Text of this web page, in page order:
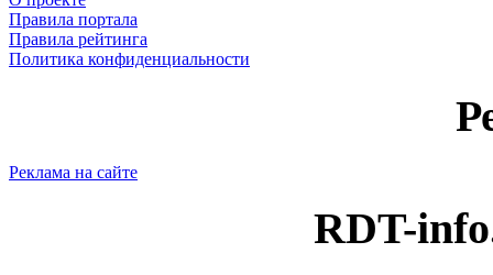
Правила портала
Правила рейтинга
Политика конфиденциальности
Реклама на сайте
RDT-